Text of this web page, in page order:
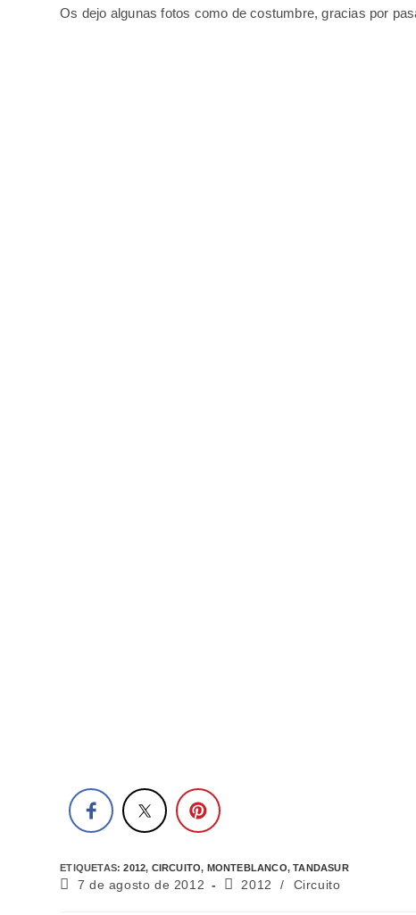
Os dejo algunas fotos como de costumbre, gracias por
ETIQUETAS:2012, CIRCUITO, MONTEBLANCO, TANDASUR
7 de agosto de 2012 2012 / Circuito